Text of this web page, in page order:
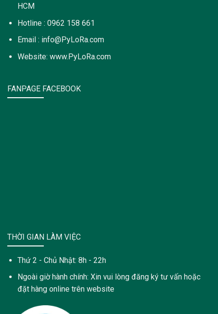
HCM
Hotline : 0962 158 661
Email : info@PyLoRa.com
Website: www.PyLoRa.com
FANPAGE FACEBOOK
THỜI GIAN LÀM VIỆC
Thứ 2 - Chủ Nhật: 8h - 22h
Ngoài giờ hành chính: Xin vui lòng đăng ký tư vấn hoặc
đặt hàng online trên website